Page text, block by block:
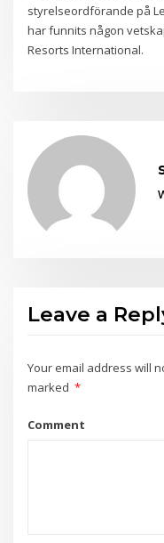
styrelseordförande på
har funnits någon
Resorts International.
Leave a
Your email address will
marked *
Comment